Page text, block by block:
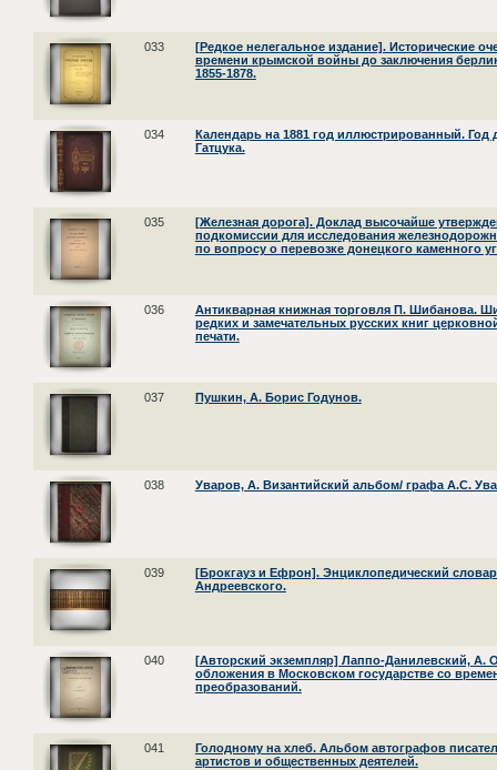
033
[Редкое нелегальное издание]. Исторические
времени крымской войны до заключения
1855-1878.
034
Календарь на 1881 год иллюстрированный. Год
Гатцука.
035
[Железная дорога]. Доклад высочайше
подкомиссии для исследования
по вопросу о перевозке донецкого каменного
036
Антикварная книжная торговля П. Шибанова.
редких и замечательных русских книг
печати.
037 Пушкин, А. Борис Годунов.
038 Уваров, А. Византийский альбом/ графа А.С.
039
[Брокгауз и Ефрон]. Энциклопедический
Андреевского.
040
[Авторский экземпляр] Лаппо-Данилевский, А.
обложения в Московском государстве со
преобразований.
041
Голодному на хлеб. Альбом автографов
артистов и общественных деятелей.